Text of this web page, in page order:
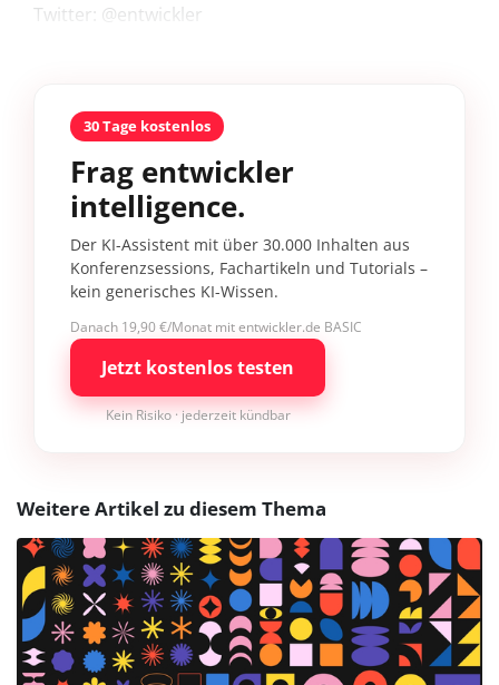
Twitter: @entwickler
30 Tage kostenlos
Frag entwickler
intelligence.
Der KI-Assistent mit über 30.000 Inhalten aus
Konferenzsessions, Fachartikeln und Tutorials –
kein generisches KI-Wissen.
Danach 19,90 €/Monat mit entwickler.de BASIC
Jetzt kostenlos testen
Kein Risiko · jederzeit kündbar
Weitere Artikel zu diesem Thema